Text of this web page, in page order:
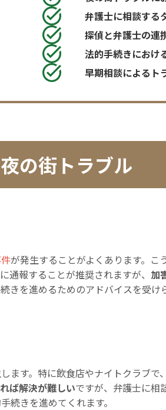
弁護士に相談する
探偵と弁護士の連
法的手続きにおけ
早期相談によるト
の街トラブル
が発生することがよくあります。こ
通報することが推奨されますが、 加
きを進めるためのアドバイスを受け
ます。特に飲食店やナイトクラブ
ば解決が難しいですが、弁護士に相
続きを進めてくれます。